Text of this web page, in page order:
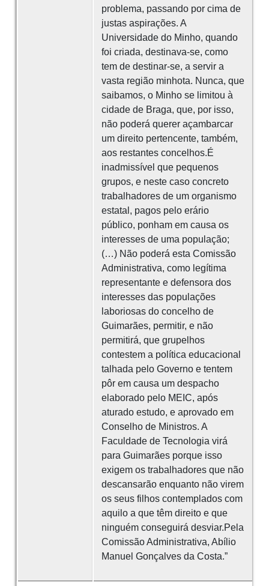
problema, passando por cima de
justas aspirações. A
Universidade do Minho, quando
foi criada, destinava-se, como
tem de destinar-se, a servir a
vasta região minhota. Nunca, que
saibamos, o Minho se limitou à
cidade de Braga, que, por isso,
não poderá querer açambarcar
um direito pertencente, também,
aos restantes concelhos.É
inadmissível que pequenos
grupos, e neste caso concreto
trabalhadores de um organismo
estatal, pagos pelo erário
público, ponham em causa os
interesses de uma população;
(…) Não poderá esta Comissão
Administrativa, como legítima
representante e defensora dos
interesses das populações
laboriosas do concelho de
Guimarães, permitir, e não
permitirá, que grupelhos
contestem a política educacional
talhada pelo Governo e tentem
pôr em causa um despacho
elaborado pelo MEIC, após
aturado estudo, e aprovado em
Conselho de Ministros. A
Faculdade de Tecnologia virá
para Guimarães porque isso
exigem os trabalhadores que não
descansarão enquanto não virem
os seus filhos contemplados com
aquilo a que têm direito e que
ninguém conseguirá desviar.Pela
Comissão Administrativa, Abílio
Manuel Gonçalves da Costa.”